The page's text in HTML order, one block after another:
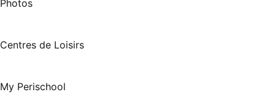
Photos
Centres de Loisirs
My Perischool